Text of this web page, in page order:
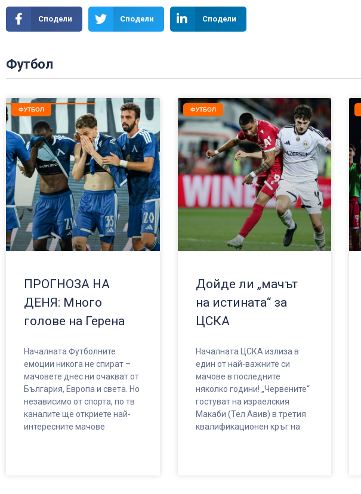
Сподели Сподели Сподели
Футбол
ФУТБОЛ
ПРОГНОЗА НА
ДЕНЯ: Много
голове на Герена
Началната Футболните
емоции никога не спират –
мачовете днес ни очакват от
България, Европа и света. Но
независимо от спорта, по тв
каналите ще откриете най-
интересните мачове
ФУТБОЛ
Дойде ли „мачът
на истината“ за
ЦСКА
Началната ЦСКА излиза в
един от най-важните си
мачове в последните
няколко години! „Червените“
гостуват на израелския
Макаби (Тел Авив) в третия
квалификационен кръг на